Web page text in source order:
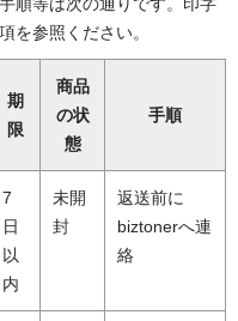
順等は次の通りです。印字
を参照ください。
期
限
商品
の状
態
手順
7
日
以
内
未開
封
返送前に
biztonerへ連
絡